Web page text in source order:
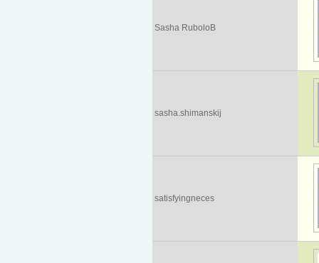
Sasha RuboloB
sasha.shimanskij
satisfyingneces